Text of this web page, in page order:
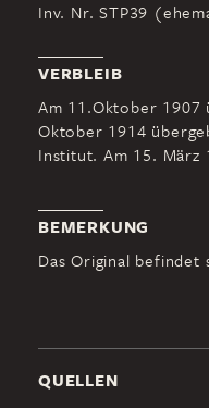
Inv. Nr. STP39
VERBLEIB
Am 11.Oktober 1907
Oktober 1914
Institut. Am 15. März
BEMERKUNG
Das Original
QUELLEN